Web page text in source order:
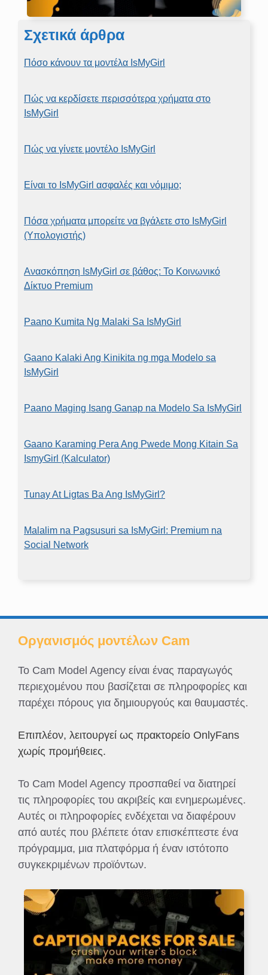
Σχετικά άρθρα
Πόσο κάνουν τα μοντέλα IsMyGirl
Πώς να κερδίσετε περισσότερα χρήματα στο
IsMyGirl
Πώς να γίνετε μοντέλο IsMyGirl
Είναι το IsMyGirl ασφαλές και νόμιμο;
Πόσα χρήματα μπορείτε να βγάλετε στο IsMyGirl
(Υπολογιστής)
Ανασκόπηση IsMyGirl σε βάθος: Το Κοινωνικό
Δίκτυο Premium
Paano Kumita Ng Malaki Sa IsMyGirl
Gaano Kalaki Ang Kinikita ng mga Modelo sa
IsMyGirl
Paano Maging Isang Ganap na Modelo Sa IsMyGirl
Gaano Karaming Pera Ang Pwede Mong Kitain Sa
IsmyGirl (Kalculator)
Tunay At Ligtas Ba Ang IsMyGirl?
Malalim na Pagsusuri sa IsMyGirl: Premium na
Social Network
Οργανισμός μοντέλων Cam
Το Cam Model Agency είναι ένας παραγωγός
περιεχομένου που βασίζεται σε πληροφορίες και
παρέχει πόρους για δημιουργούς και θαυμαστές.
Επιπλέον, λειτουργεί ως πρακτορείο OnlyFans
χωρίς προμήθειες.
Το Cam Model Agency προσπαθεί να διατηρεί
τις πληροφορίες του ακριβείς και ενημερωμένες.
Αυτές οι πληροφορίες ενδέχεται να διαφέρουν
από αυτές που βλέπετε όταν επισκέπτεστε ένα
πρόγραμμα, μια πλατφόρμα ή έναν ιστότοπο
συγκεκριμένων προϊόντων.